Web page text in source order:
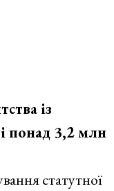
із
понад 3,2 млн
статутної